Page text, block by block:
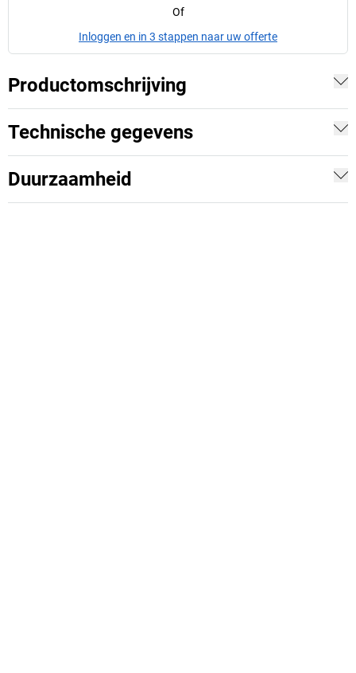
Of
Inloggen en in 3 stappen naar uw offerte
Productomschrijving
Technische gegevens
Duurzaamheid